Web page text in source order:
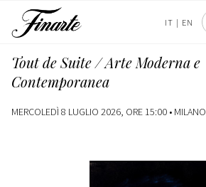
IT | EN
Tout de Suite / Arte Moderna e
Contemporanea
MERCOLEDÌ 8 LUGLIO 2026, ORE 15:00 • MILANO